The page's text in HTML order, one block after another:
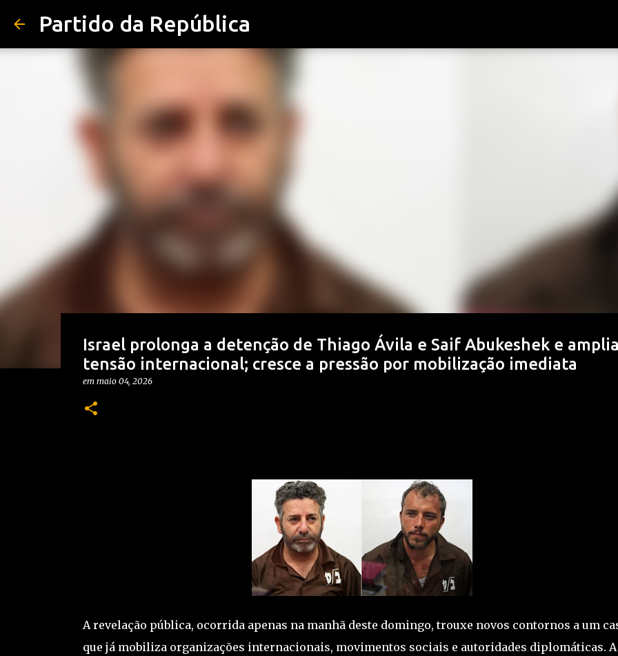
Partido da República
Israel prolonga a detenção de Thiago Ávila e Saif Abukeshek e amplia
tensão internacional; cresce a pressão por mobilização imediata
em maio 04, 2026
A revelação pública, ocorrida apenas na manhã deste domingo, trouxe novos contornos a um
que já mobiliza organizações internacionais, movimentos sociais e autoridades diplomáticas. A